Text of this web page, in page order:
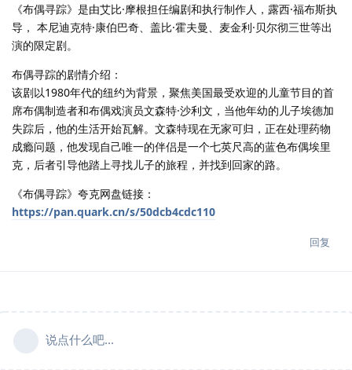
《布偶寻踪》是由艾比·摩根担任编剧和执行制作人，露西·福布斯执
导， 本尼迪克特·康伯巴奇、盖比·霍夫曼、麦金利·贝尔彻三世等出
演的限定剧。
布偶寻踪的剧情介绍：
该剧以1980年代的纽约为背景，聚焦美国最受欢迎的儿童节目的首
席布偶制造者和布偶戏演员文森特·沙利文，当他年幼的儿子埃德加
失踪后，他的生活开始瓦解。文森特现在无家可归，正在处理药物
成瘾问题，他发现自己唯一的伴侣是一个七英尺高的蓝色布偶埃里
克，后者引导他踏上寻找儿子的旅程，并找到回家的路。
《布偶寻踪》夸克网盘链接：
https://pan.quark.cn/s/50dcb4cdc110
回复
说点什么吧...